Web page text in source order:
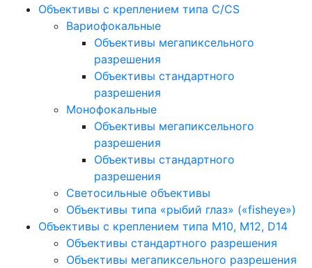
Объективы с креплением типа C/CS
Вариофокальные
Объективы мегапиксельного
разрешения
Объективы стандартного
разрешения
Монофокальные
Объективы мегапиксельного
разрешения
Объективы стандартного
разрешения
Светосильные объективы
Объективы типа «рыбий глаз» («fisheye»)
Объективы с креплением типа M10, M12, D14
Объективы стандартного разрешения
Объективы мегапиксельного разрешения